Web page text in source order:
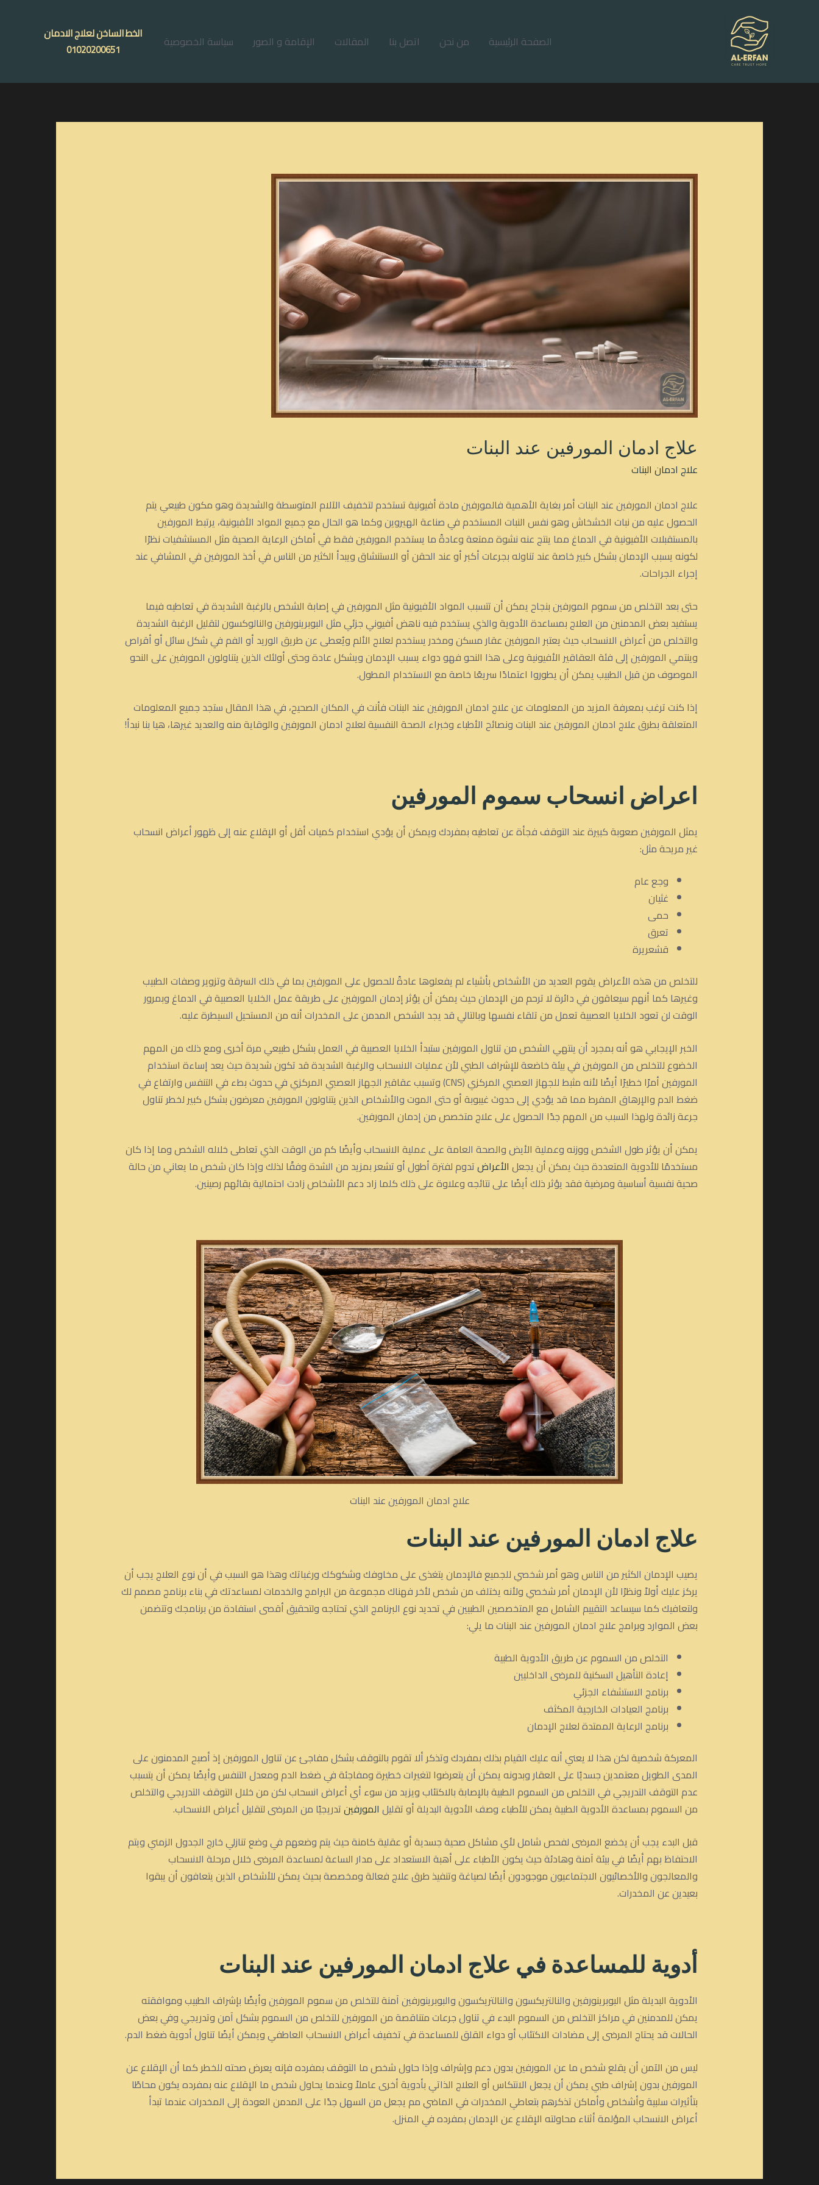
الصفحة الرئيسية من نحن اتصل بنا المقالات الإقامة و الصور سياسة الخصوصية
الخط الساخن لعلاج الادمان
01020200651
علاج ادمان المورفين عند البنات
علاج ادمان البنات
علاج ادمان المورفين عند البنات أمر بغاية الأهمية فالمورفين مادة أفيونية تستخدم لتخفيف الآلام المتوسطة والشديدة وهو مكون طبيعي يتم
الحصول عليه من نبات الخشخاش وهو نفس النبات المستخدم في صناعة الهيروين وكما هو الحال مع جميع المواد الأفيونية، يرتبط المورفين
بالمستقبلات الأفيونية في الدماغ مما ينتج عنه نشوة ممتعة وعادةً ما يستخدم المورفين فقط في أماكن الرعاية الصحية مثل المستشفيات نظرًا
لكونه يسبب الإدمان بشكل كبير خاصة عند تناوله بجرعات أكبر أو عند الحقن أو الاستنشاق ويبدأ الكثير من الناس في أخذ المورفين في المشافي عند
إجراء الجراحات.
حتى بعد التخلص من سموم المورفين بنجاح يمكن أن تتسبب المواد الأفيونية مثل المورفين في إصابة الشخص بالرغبة الشديدة في تعاطيه فيما
يستفيد بعض المدمنين من العلاج بمساعدة الأدوية والذي يستخدم فيه ناهض أفيوني جزئي مثل البوبرينورفين والنالوكسون لتقليل الرغبة الشديدة
والتخلص من أعراض الانسحاب حيث يعتبر المورفين عقار مسكن ومخدر يستخدم لعلاج الألم ويُعطى عن طريق الوريد أو الفم في شكل سائل أو أقراص
وينتمي المورفين إلى فئة العقاقير الأفيونية وعلى هذا النحو فهو دواء يسبب الإدمان ويشكل عادة وحتى أولئك الذين يتناولون المورفين على النحو
الموصوف من قبل الطبيب يمكن أن يطوروا اعتمادًا سريعًا خاصة مع الاستخدام المطول.
إذا كنت ترغب بمعرفة المزيد من المعلومات عن علاج ادمان المورفين عند البنات فأنت في المكان الصحيح، في هذا المقال ستجد جميع المعلومات
المتعلقة بطرق علاج ادمان المورفين عند البنات ونصائح الأطباء وخبراء الصحة النفسية لعلاج ادمان المورفين والوقاية منه والعديد غيرها، هيا بنا نبدأ!
اعراض انسحاب سموم المورفين
يمثل المورفين صعوبة كبيرة عند التوقف فجأة عن تعاطيه بمفردك ويمكن أن يؤدي استخدام كميات أقل أو الإقلاع عنه إلى ظهور أعراض انسحاب
غير مريحة مثل:
وجع عام
غثيان
حمى
تعرق
قشعريرة
للتخلص من هذه الأعراض يقوم العديد من الأشخاص بأشياء لم يفعلوها عادةً للحصول على المورفين بما في ذلك السرقة وتزوير وصفات الطبيب
وغيرها كما أنهم سيعاقون في دائرة لا ترحم من الإدمان حيث يمكن أن يؤثر إدمان المورفين على طريقة عمل الخلايا العصبية في الدماغ وبمرور
الوقت لن تعود الخلايا العصبية تعمل من تلقاء نفسها وبالتالي قد يجد الشخص المدمن على المخدرات أنه من المستحيل السيطرة عليه.
الخبر الإيجابي هو أنه بمجرد أن ينتهي الشخص من تناول المورفين ستبدأ الخلايا العصبية في العمل بشكل طبيعي مرة أخرى ومع ذلك من المهم
الخضوع للتخلص من المورفين في بيئة خاضعة للإشراف الطبي لأن عمليات الانسحاب والرغبة الشديدة قد تكون شديدة حيث يعد إساءة استخدام
المورفين أمرًا خطيرًا أيضًا لأنه مثبط للجهاز العصبي المركزي (CNS) وتسبب عقاقير الجهاز العصبي المركزي في حدوث بطء في التنفس وارتفاع في
ضغط الدم والإرهاق المفرط مما قد يؤدي إلى حدوث غيبوبة أو حتى الموت والأشخاص الذين يتناولون المورفين معرضون بشكل كبير لخطر تناول
جرعة زائدة ولهذا السبب من المهم جدًا الحصول على علاج متخصص من إدمان المورفين.
يمكن أن يؤثر طول الشخص ووزنه وعملية الأيض والصحة العامة على عملية الانسحاب وأيضًا كم من الوقت الذي تعاطى خلاله الشخص وما إذا كان
مستخدمًا للأدوية المتعددة حيث يمكن أن يجعل الأعراضتدوم لفترة أطول أو تشعر بمزيد من الشدة وفقًا لذلك وإذا كان شخص ما يعاني من حالة
صحية نفسية أساسية ومرضية فقد يؤثر ذلك أيضًا على نتائجه وعلاوة على ذلك كلما زاد دعم الأشخاص زادت احتمالية بقائهم رصينين.
علاج ادمان المورفين عند البنات
علاج ادمان المورفين عند البنات
يصيب الإدمان الكثير من الناس وهو أمر شخصي للجميع فالإدمان يتغذى على مخاوفك وشكوكك ورغباتك وهذا هو السبب في أن نوع العلاج يجب أن
يركز عليك أولاً ونظرًا لأن الإدمان أمر شخصي ولأنه يختلف من شخص لأخر فهناك مجموعة من البرامج والخدمات لمساعدتك في بناء برنامج مصمم لك
ولتعافيك كما سيساعد التقييم الشامل مع المتخصصين الطبيين في تحديد نوع البرنامج الذي تحتاجه ولتحقيق أقصى استفادة من برنامجك وتتضمن
بعض الموارد وبرامج علاج ادمان المورفين عند البنات ما يلي:
التخلص من السموم عن طريق الأدوية الطبية
إعادة التأهيل السكنية للمرضى الداخليين
برنامج الاستشفاء الجزئي
برنامج العيادات الخارجية المكثف
برنامج الرعاية الممتدة لعلاج الإدمان
المعركة شخصية لكن هذا لا يعني أنه عليك القيام بذلك بمفردك وتذكر ألا تقوم بالتوقف بشكل مفاجئ عن تناول المورفين إذ أصبح المدمنون على
المدى الطويل معتمدين جسديًا على العقار وبدونه يمكن أن يتعرضوا لتغيرات خطيرة ومفاجئة في ضغط الدم ومعدل التنفس وأيضًا يمكن أن يتسبب
عدم التوقف التدريجي في التخلص من السموم الطبية بالإصابة بالاكتئاب ويزيد من سوء أي أعراض انسحاب لكن من خلال التوقف التدريجي والتخلص
من السموم بمساعدة الأدوية الطبية يمكن للأطباء وصف الأدوية البديلة أو تقليل المورفينتدريجيًا من المرضى لتقليل أعراض الانسحاب.
قبل البدء يجب أن يخضع المرضى لفحص شامل لأي مشاكل صحية جسدية أو عقلية كامنة حيث يتم وضعهم في وضع تنازلي خارج الجدول الزمني ويتم
الاحتفاظ بهم أيضًا في بيئة آمنة وهادئة حيث يكون الأطباء على أهبة الاستعداد على مدار الساعة لمساعدة المرضى خلال مرحلة الانسحاب
والمعالجون والأخصائيون الاجتماعيون موجودون أيضًا لصياغة وتنفيذ طرق علاج فعالة ومخصصة بحيث يمكن للأشخاص الذين يتعافون أن يبقوا
بعيدين عن المخدرات.
أدوية للمساعدة في علاج ادمان المورفين عند البنات
الأدوية البديلة مثل البوبرينورفين والنالتريكسون والنالتريكسون والبوبرينورفين آمنة للتخلص من سموم المورفين وأيضًا بإشراف الطبيب وموافقته
يمكن للمدمنين في مراكز التخلص من السموم البدء في تناول جرعات متناقصة من المورفين للتخلص من السموم بشكل آمن وتدريجي وفي بعض
الحالات قد يحتاج المرضى إلى مضادات الاكتئاب أو دواء القلق للمساعدة في تخفيف أعراض الانسحاب العاطفي ويمكن أيضًا تناول أدوية ضغط الدم.
ليس من الآمن أن يقلع شخص ما عن المورفين بدون دعم وإشراف وإذا حاول شخص ما التوقف بمفرده فإنه يعرض صحته للخطر كما أن الإقلاع عن
المورفين بدون إشراف طبي يمكن أن يجعل الانتكاس أو العلاج الذاتي بأدوية أخرى عاملاً وعندما يحاول شخص ما الإقلاع عنه بمفرده يكون محاطًا
بتأثيرات سلبية وأشخاص وأماكن تذكرهم بتعاطي المخدرات في الماضي مم يجعل من السهل جدًا على المدمن العودة إلى المخدرات عندما تبدأ
أعراض الانسحاب المؤلمة أثناء محاولته الإقلاع عن الإدمان بمفرده في المنزل.